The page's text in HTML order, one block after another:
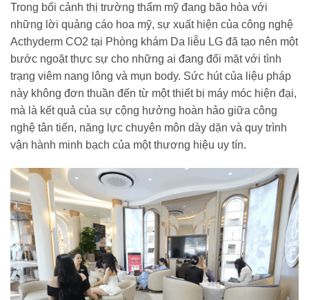
Trong bối cảnh thị trường thẩm mỹ đang bão hòa với
những lời quảng cáo hoa mỹ, sự xuất hiện của công nghệ
Acthyderm CO2 tại Phòng khám Da liễu LG đã tạo nên một
bước ngoặt thực sự cho những ai đang đối mặt với tình
trạng viêm nang lông và mụn body. Sức hút của liệu pháp
này không đơn thuần đến từ một thiết bị máy móc hiện đại,
mà là kết quả của sự cộng hưởng hoàn hảo giữa công
nghệ tân tiến, năng lực chuyên môn dày dặn và quy trình
vận hành minh bạch của một thương hiệu uy tín.